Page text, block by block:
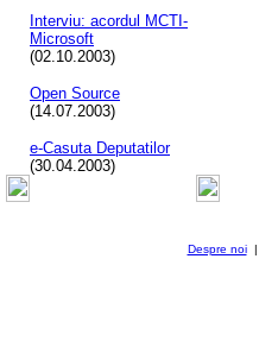
Interviu: acordul MCTI-
Microsoft
(02.10.2003)
Open Source
(14.07.2003)
e-Casuta Deputatilor
(30.04.2003)
Despre noi|